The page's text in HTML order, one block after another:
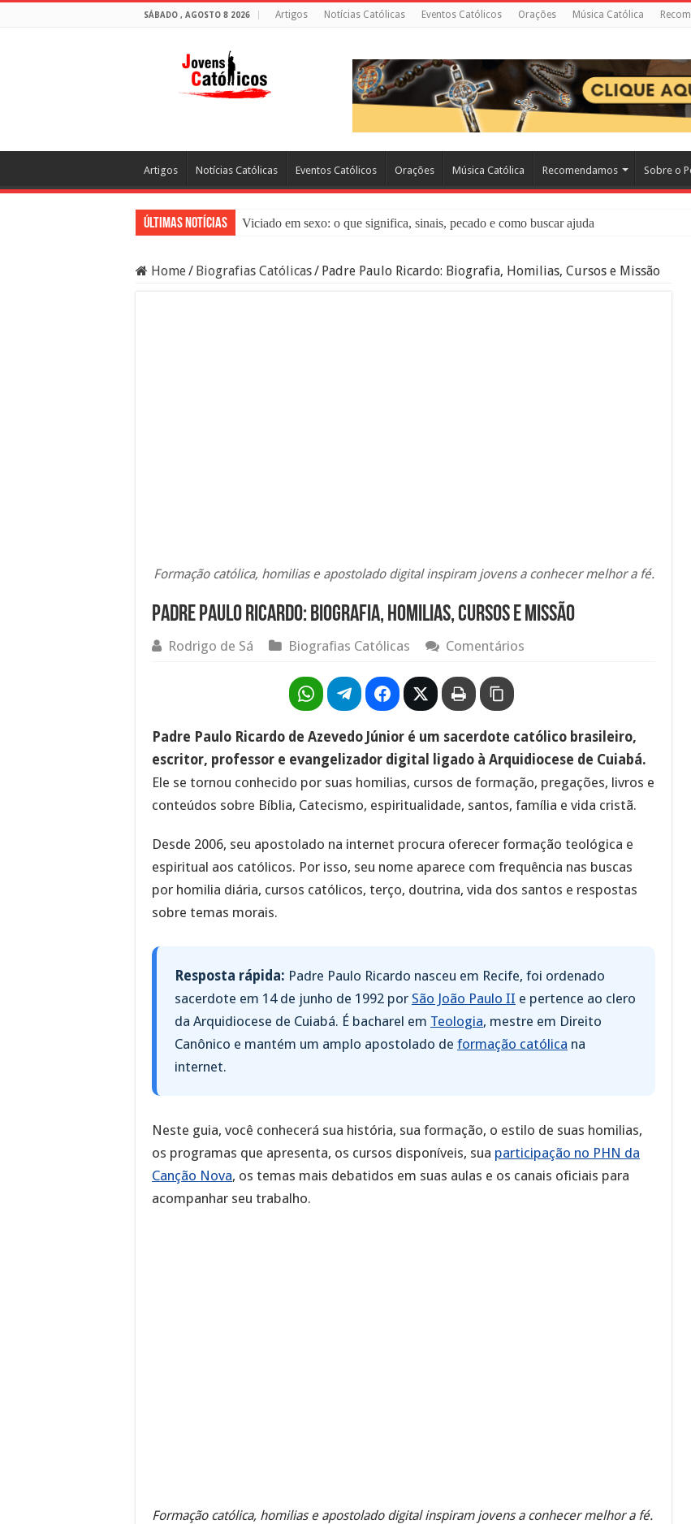
SÁBADO , AGOSTO 8 2026 Artigos Notícias Católicas Eventos Católicos Orações Música Católica
Artigos Notícias Católicas Eventos Católicos Orações Música Católica Recomendamos Sobre o
Últimas Notícias
Viciado em sexo: o que significa, sinais, pecado e como buscar ajuda
Filme Sagrado Coração – Seu Reino Não Terá Fim: O Documentário Que Vai Tocar
Home/ Biografias Católicas/ Padre Paulo Ricardo: Biografia, Homilias, Cursos e Missão
Formação católica, homilias e apostolado digital inspiram jovens a conhecer melhor a fé.
Padre Paulo Ricardo: Biografia, Homilias, Cursos e Missão
Rodrigo de Sá Biografias Católicas Comentários
Padre Paulo Ricardo de Azevedo Júnior é um sacerdote católico brasileiro,
escritor, professor e evangelizador digital ligado à Arquidiocese de Cuiabá.
Ele se tornou conhecido por suas homilias, cursos de formação, pregações, livros e
conteúdos sobre Bíblia, Catecismo, espiritualidade, santos, família e vida cristã.
Desde 2006, seu apostolado na internet procura oferecer formação teológica e
espiritual aos católicos. Por isso, seu nome aparece com frequência nas buscas
por homilia diária, cursos católicos, terço, doutrina, vida dos santos e respostas
sobre temas morais.
Resposta rápida: Padre Paulo Ricardo nasceu em Recife, foi ordenado
sacerdote em 14 de junho de 1992 por São João Paulo II e pertence ao clero
da Arquidiocese de Cuiabá. É bacharel em Teologia, mestre em Direito
Canônico e mantém um amplo apostolado de formação católica na
internet.
Neste guia, você conhecerá sua história, sua formação, o estilo de suas homilias,
os programas que apresenta, os cursos disponíveis, sua participação no PHN da
Canção Nova, os temas mais debatidos em suas aulas e os canais oficiais para
acompanhar seu trabalho.
Formação católica, homilias e apostolado digital inspiram jovens a conhecer melhor a fé.